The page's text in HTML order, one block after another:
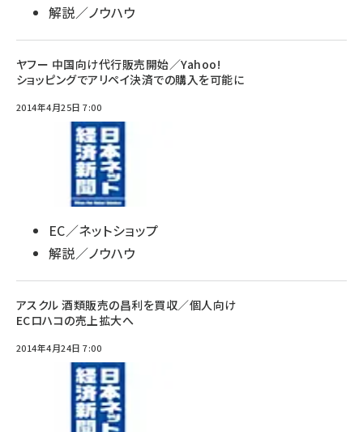
解説／ノウハウ
ヤフー 中国向け代行販売開始／Yahoo!
ショッピングでアリペイ決済での購入を可能に
2014年4月25日 7:00
EC／ネットショップ
解説／ノウハウ
アスクル 酒類販売の昌利を買収／個人向け
ECロハコの売上拡大へ
2014年4月24日 7:00